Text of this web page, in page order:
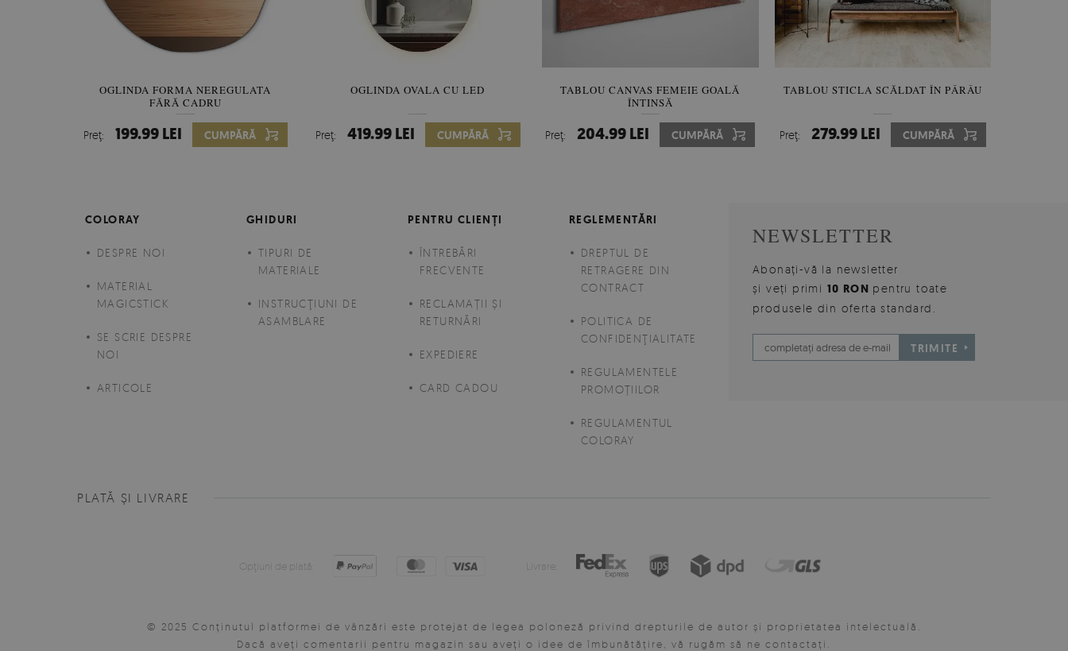
OGLINDA FORMA NEREGULATA
FĂRĂ CADRU
Preţ: 199.99 LEI CUMPĂRĂ
OGLINDA OVALA CU LED
Preţ: 419.99 LEI CUMPĂRĂ
OGLINDA FORMA NEREGULATA LED
Preţ: 434.99 LEI CUMPĂRĂ
OGLINDA MODERNA DE SEMICERC
Preţ: 224.99 LEI CUMPĂRĂ
TABLOU CANVAS FEMEIE GOALĂ
ÎNTINSĂ
Preţ: 204.99 LEI CUMPĂRĂ
TABLOU STICLA SCĂLDAT ÎN PÂRÂU
Preţ: 279.99 LEI CUMPĂRĂ
COLORAY
DESPRE NOI
MATERIAL
MAGICSTICK
SE SCRIE DESPRE
NOI
ARTICOLE
GHIDURI
TIPURI DE
MATERIALE
INSTRUCŢIUNI DE
ASAMBLARE
PENTRU CLIENȚI
ÎNTREBĂRI
FRECVENTE
RECLAMAȚII ȘI
RETURNĂRI
EXPEDIERE
CARD CADOU
REGLEMENTĂRI
DREPTUL DE
RETRAGERE DIN
CONTRACT
POLITICA DE
CONFIDENŢIALITATE
REGULAMENTELE
PROMOȚIILOR
REGULAMENTUL
COLORAY
NEWSLETTER
Abonați-vă la newsletter
și veți primi 10 RON pentru toate
produsele din oferta standard.
TRIMITE
PLATĂ ȘI LIVRARE
Opţiuni de plată: Livrare:
© 2025 Conținutul platformei de vânzări este protejat de legea poloneză privind drepturile de autor și proprietatea intelectuală.
Dacă aveți comentarii pentru magazin sau aveți o idee de îmbunătățire, vă rugăm să ne contactați.